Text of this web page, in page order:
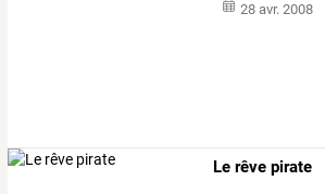
28 avr. 2008
Le rêve pirate